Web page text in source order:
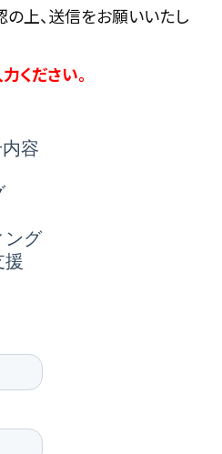
の上、送信をお願いいたし
ください。